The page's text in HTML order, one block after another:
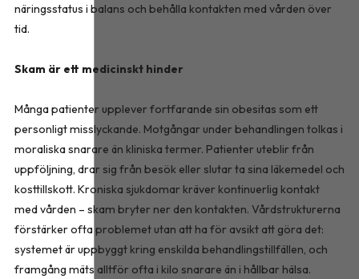
näringsstatus i balans och behålla kontakten med vården över
tid.
Skam är ett medicinskt hinder
Många patienter upplever fortfarande sin obesitas som ett
personligt misslyckande. Motgångar under behandlingen tolkas i
moraliska snarare än kliniska termer. Patienter uteblir från
uppföljning, drar sig från besök eller slutar ta sina läkemedel och
kosttillskott. Kroniska sjukdomar kräver kontinuerlig kontakt
med vården – skam bryter ner den kontakten. Vårdstrukturerna
förstärker ofta problemet utan att ha för avsikt att göra det:
systemet är uppbyggt kring enskilda behandlingstillfällen, och
framgång mäts alltför ofta i kilo snarare än i hållbar hälsa.